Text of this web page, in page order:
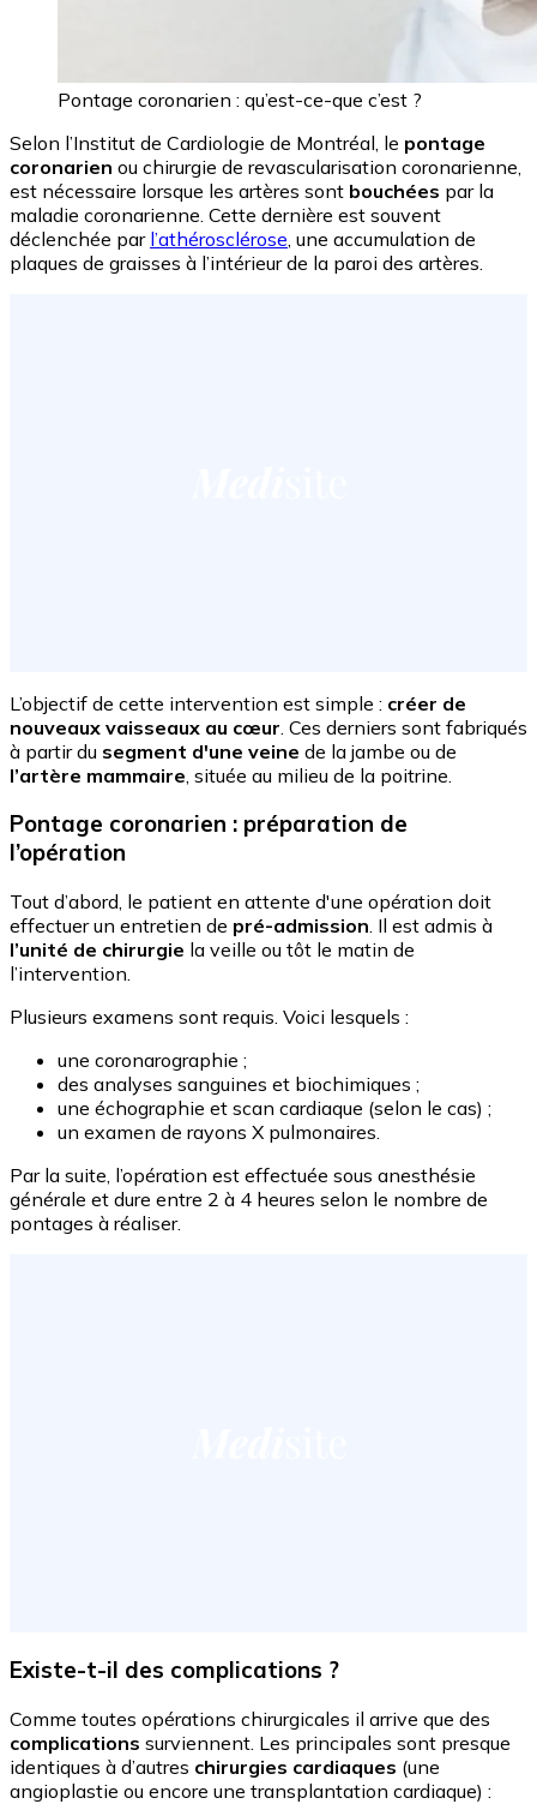
Pontage coronarien : qu’est-ce-que c’est ?
Selon l’Institut de Cardiologie de Montréal, le pontage
coronarien ou chirurgie de revascularisation coronarienne,
est nécessaire lorsque les artères sont bouchées par la
maladie coronarienne. Cette dernière est souvent
déclenchée par l’athérosclérose , une accumulation de
plaques de graisses à l’intérieur de la paroi des artères.
L’objectif de cette intervention est simple : créer de
nouveaux vaisseaux au cœur . Ces derniers sont fabriqués
à partir du segment d'une veine de la jambe ou de
l’artère mammaire située au milieu de la poitrine.
Pontage coronarien : préparation de
l’opération
Tout d’abord, le patient en attente d'une opération doit
effectuer un entretien de pré-admission. Il est admis à
l’unité de chirurgie la veille ou tôt le matin de
l’intervention.
Plusieurs examens sont requis. Voici lesquels :
une coronarographie ;
des analyses sanguines et biochimiques ;
une échographie et scan cardiaque (selon le cas) ;
un examen de rayons X pulmonaires.
Par la suite, l’opération est effectuée sous anesthésie
générale et dure entre 2 à 4 heures selon le nombre de
pontages à réaliser.
Existe-t-il des complications ?
Comme toutes opérations chirurgicales il arrive que des
complications surviennent. Les principales sont presque
identiques à d’autres chirurgies cardiaques (une
angioplastie ou encore une transplantation cardiaque) :